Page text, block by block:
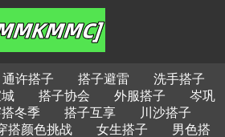
通许搭子 搭子避雷
洗手搭子
搭子协会 外服搭子
岑巩
冬季 搭子互享
川沙搭子
搭颜色挑战 女生搭子
男色搭